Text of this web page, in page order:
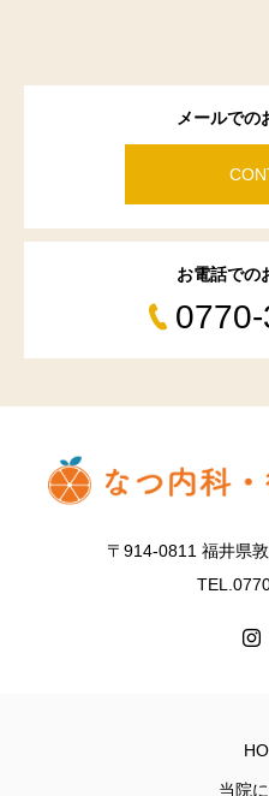
メールでの
お電話での
〒914-0811 福井県
当院